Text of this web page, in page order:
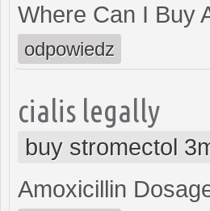
Where Can I Buy
odpowiedz
cialis legally
buy stromectol
Amoxicillin